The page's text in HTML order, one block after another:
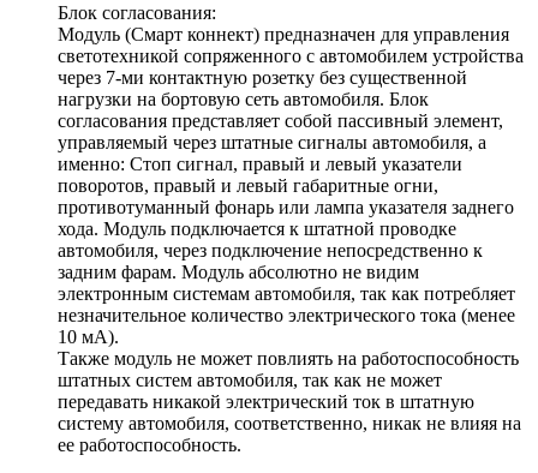
Блок согласования:
Модуль (Смарт коннект) предназначен для управления
светотехникой сопряженного с автомобилем устройства
через 7-ми контактную розетку без существенной
нагрузки на бортовую сеть автомобиля. Блок
согласования представляет собой пассивный элемент,
управляемый через штатные сигналы автомобиля, а
именно: Стоп сигнал, правый и левый указатели
поворотов, правый и левый габаритные огни,
противотуманный фонарь или лампа указателя заднего
хода. Модуль подключается к штатной проводке
автомобиля, через подключение непосредственно к
задним фарам. Модуль абсолютно не видим
электронным системам автомобиля, так как потребляет
незначительное количество электрического тока (менее
10 мА).
Также модуль не может повлиять на работоспособность
штатных систем автомобиля, так как не может
передавать никакой электрический ток в штатную
систему автомобиля, соответственно, никак не влияя на
ее работоспособность.